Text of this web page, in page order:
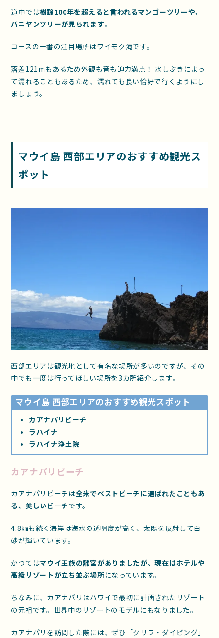
道中では樹齢100年を超えると言われるマンゴーツリーや、
バニヤンツリーが見られます。
コースの一番の注目場所はワイモク滝です。
落差121mもあるため外観も音も迫力満点！ 水しぶきによっ
て濡れることもあるため、濡れても良い恰好で行くようにし
ましょう。
マウイ島 西部エリアのおすすめ観光ス
ポット
西部エリアは観光地として有名な場所が多いのですが、その
中でも一度は行ってほしい場所を3カ所紹介します。
マウイ島 西部エリアのおすすめ観光スポット
カアナパリビーチ
ラハイナ
ラハイナ浄土院
カアナパリビーチ
カアナパリビーチは全米でベストビーチに選ばれたこともあ
る、美しいビーチです。
4.8㎞も続く海岸は海水の透明度が高く、太陽を反射して白
砂が輝いています。
かつてはマウイ王族の離宮がありましたが、現在はホテルや
高級リゾートが立ち並ぶ場所になっています。
ちなみに、カアナパリはハワイで最初に計画されたリゾート
の元祖です。世界中のリゾートのモデルにもなりました。
カアナパリを訪問した際には、ぜひ「クリフ・ダイビング」